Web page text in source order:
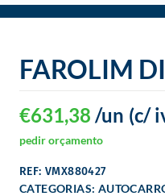
FAROLIM
€631,38 (c/
/un
pedir orçamento
REF: VMX880427
CATEGORIAS: